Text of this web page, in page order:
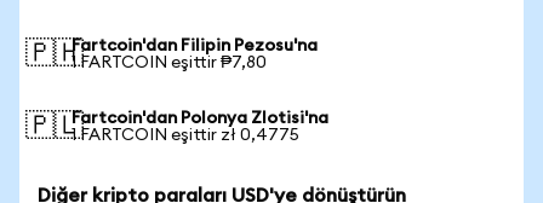
🇵🇭Fartcoin'dan Filipin Pezosu'na
1 FARTCOIN eşittir ₱7,80
🇵🇱Fartcoin'dan Polonya Zlotisi'na
1 FARTCOIN eşittir zł 0,4775
Diğer kripto paraları USD'ye dönüştürün